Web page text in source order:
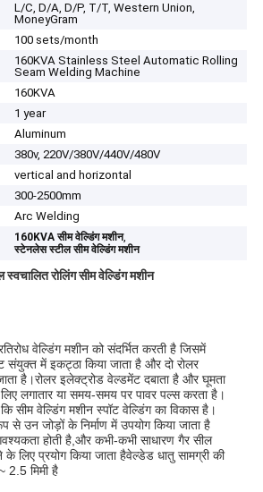
L/C, D/A, D/P, T/T, Western Union,
MoneyGram
100 sets/month
160KVA Stainless Steel Automatic Rolling
Seam Welding Machine
160KVA
1 year
Aluminum
380v, 220V/380V/440V/480V
vertical and horizontal
300-2500mm
Arc Welding
160KVA सीम वेल्डिंग मशीन,
स्टेनलेस स्टील सीम वेल्डिंग मशीन
रोलिंग सीम वेल्डिंग मशीन
वेल्डिंग मशीन को संदर्भित करती है जिसमें
संयुक्त में इकट्ठा किया जाता है और दो रोलर
है।रोलर इलेक्ट्रोड वेल्डमेंट दबाता है और घूमता
लगातार या समय-समय पर पावर पल्स करता है।
सीम वेल्डिंग मशीन स्पॉट वेल्डिंग का विकास है।
से उन जोड़ों के निर्माण में उपयोग किया जाता है
होती है,और कभी-कभी साधारण गैर सील
लिए प्रयोग किया जाता हैवेल्डेड धातु सामग्री की
2.5 मिमी है